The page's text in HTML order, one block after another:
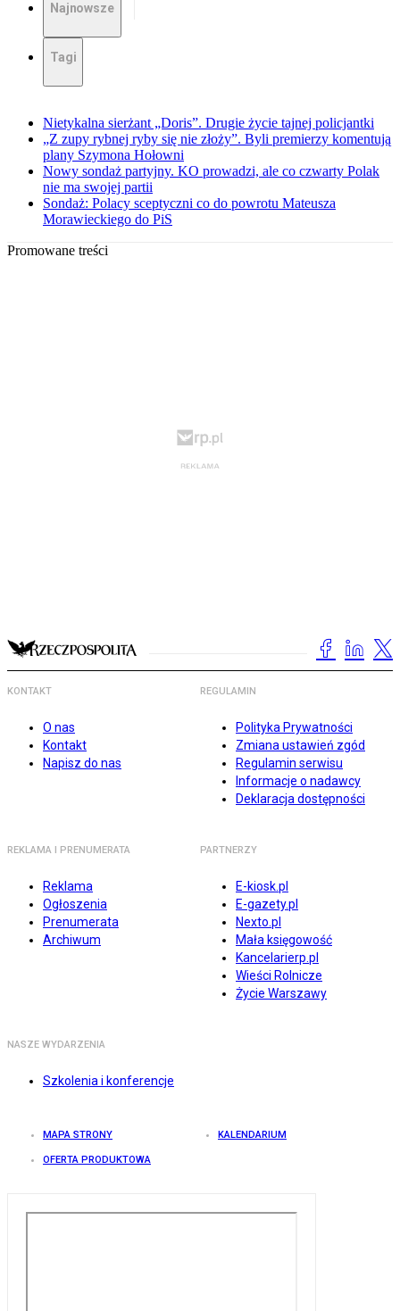
Najnowsze
Tagi
Nietykalna sierżant „Doris”. Drugie życie tajnej policjantki
„Z zupy rybnej ryby się nie złoży”. Byli premierzy komentują
plany Szymona Hołowni
Nowy sondaż partyjny. KO prowadzi, ale co czwarty Polak
nie ma swojej partii
Sondaż: Polacy sceptyczni co do powrotu Mateusza
Morawieckiego do PiS
Promowane treści
KONTAKT
O nas
Kontakt
Napisz do nas
REGULAMIN
Polityka Prywatności
Zmiana ustawień zgód
Regulamin serwisu
Informacje o nadawcy
Deklaracja dostępności
REKLAMA I PRENUMERATA
Reklama
Ogłoszenia
Prenumerata
Archiwum
PARTNERZY
E-kiosk.pl
E-gazety.pl
Nexto.pl
Mała księgowość
Kancelarierp.pl
Wieści Rolnicze
Życie Warszawy
NASZE WYDARZENIA
Szkolenia i konferencje
MAPA STRONY KALENDARIUM
OFERTA PRODUKTOWA